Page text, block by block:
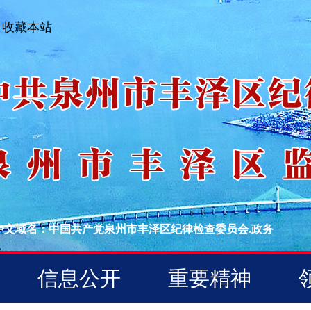
收藏本站
文域名：中国共产党泉州市丰泽区纪律检查委员会.政务
信息公开 重要精神